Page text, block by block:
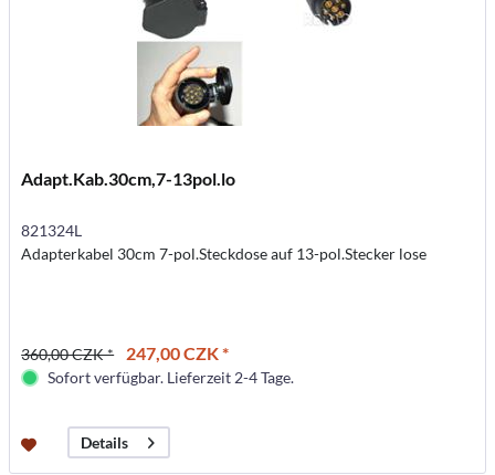
Adapt.Kab.30cm,7-13pol.lo
821324L
Adapterkabel 30cm 7-pol.Steckdose auf 13-pol.Stecker lose
360,00 CZK * 247,00 CZK *
Sofort verfügbar. Lieferzeit 2-4 Tage.
Details